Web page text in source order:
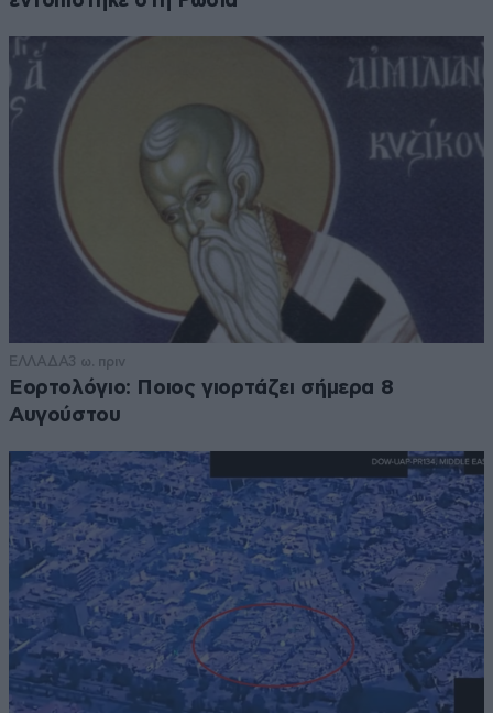
ΕΛΛΑΔΑ3 ω. πριν
Εορτολόγιο: Ποιος γιορτάζει σήμερα 8
Αυγούστου